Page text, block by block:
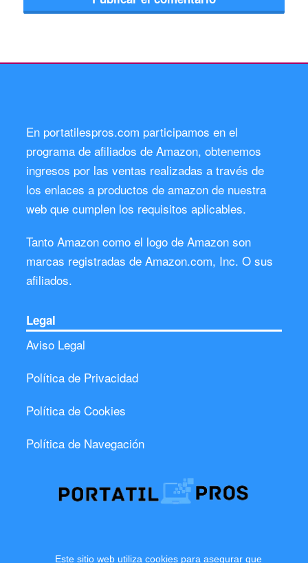
En portatilespros.com participamos en el
programa de afiliados de Amazon, obtenemos
ingresos por las ventas realizadas a través de
los enlaces a productos de amazon de nuestra
web que cumplen los requisitos aplicables.
Tanto Amazon como el logo de Amazon son
marcas registradas de Amazon.com, Inc. O sus
afiliados.
Legal
Aviso Legal
Política de Privacidad
Política de Cookies
Política de Navegación
Este sitio web utiliza cookies para asegurar que